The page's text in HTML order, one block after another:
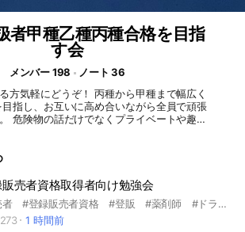
者甲種乙種丙種合格を目指
す会
メンバー 198
ノート 36
方気軽にどうぞ！ 丙種から甲種まで幅広く
指し、お互いに高め合いながら全員で頑張
危険物の話だけでなくプライベートや趣味
売者資格取得者向け勉強会
#登録販売者 #登録販売者資格 #登販 #薬剤師 #ドラッグストア #小売業 #薬学部 #登販取得 #登販受験 #漢方薬 #生薬 #風邪薬 #無料資格取得 #無料資格 #無料資格勉強 #勉強グループライン
1 時間前